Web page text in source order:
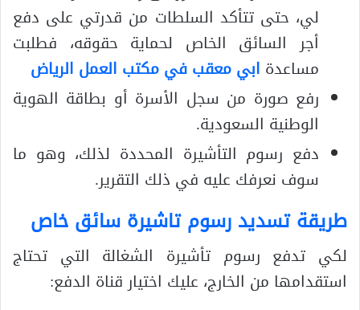
لي، حتى تتأكد السلطات من قدرتي على دفع
أجر السائق الخاص لحماية حقوقه، فطلبت
مساعدة ابي معقب في مكتب العمل الرياض
رفع صورة من سجل الأسرة أو بطاقة الهوية
الوطنية السعودية.
دفع رسوم التأشيرة المحددة لذلك، وهو ما
سوف نعرفك عليه في ذلك التقرير.
طريقة تسديد رسوم تاشيرة سائق خاص
لكي تدفع رسوم تأشيرة الشغالة التي تحتاج
استقدامها من الخارج، عليك اختيار قناة الدفع: